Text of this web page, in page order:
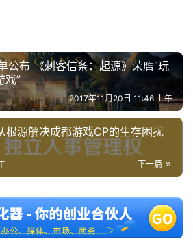
公布 《刺客信条：起源》荣膺“玩
戏”
2017年11月20日 11:46 上午
根源解决成都游戏CP的生存困扰
下一篇